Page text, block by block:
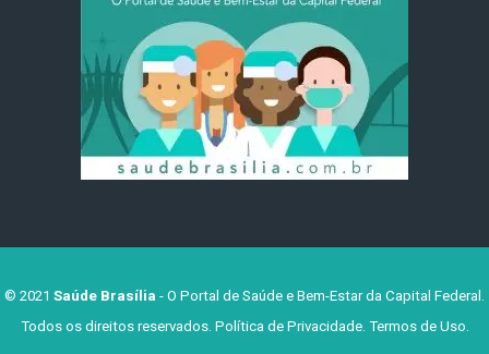
© 2021 Saúde Brasília - O Portal de Saúde e Bem-Estar da Capital Federal.
Todos os direitos reservados. Política de Privacidade. Termos de Uso